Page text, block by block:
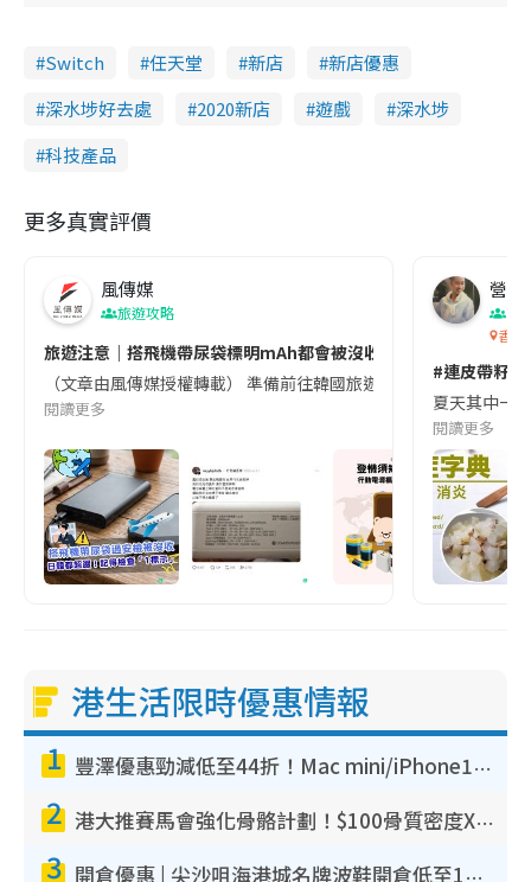
Switch 任天堂 新店
新店優惠
深水埗好去處
2020新店 遊戲
深水埗
科技產品
更多真實評價
風傳媒
旅遊攻略
旅遊注意｜搭飛機帶尿袋標明mAh都會被沒收😱出發前切記檢查
（文章由風傳媒授權轉載） 準備前往韓國旅遊的民眾，近期要
閱讀更多
營養
香港
#連皮帶籽
夏天其中一
閱讀更多
港生活限時優惠情報
1 豐澤優惠勁減低至44折！Mac mini/iPhone17Pro大減價！廚房家電$220起
2 港大推賽馬會強化骨骼計劃！$100骨質密度X光檢查 完成免費運動訓練送超市禮券！附參加資格
3